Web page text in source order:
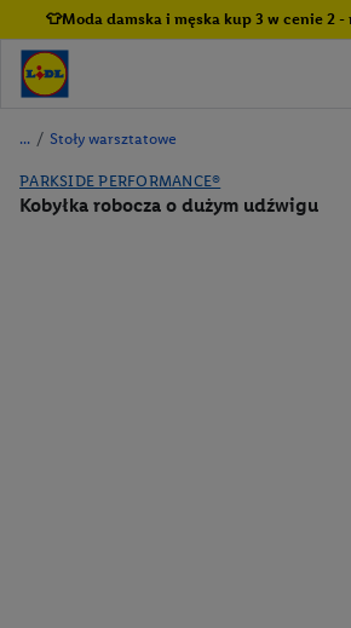
👕Moda damska i męska kup 3 w cenie 2
/ Stoły warsztatowe
PARKSIDE PERFORMANCE®
Kobyłka robocza o dużym udźwigu